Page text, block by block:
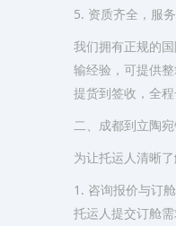
5. 资质齐全，服
我们拥有正规的
输经验，可提供
提货到签收，全
二、成都到立陶
为让托运人清晰
1. 咨询报价与订
托运人提交订舱需